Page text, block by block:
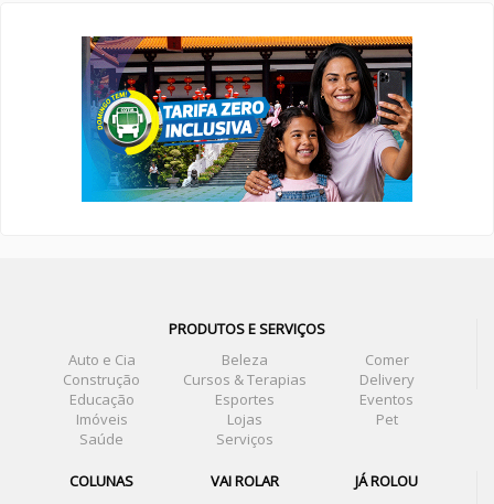
PRODUTOS E SERVIÇOS
Auto e Cia
Beleza
Comer
Construção
Cursos & Terapias
Delivery
Educação
Esportes
Eventos
Imóveis
Lojas
Pet
Saúde
Serviços
COLUNAS VAI ROLAR
JÁ ROLOU